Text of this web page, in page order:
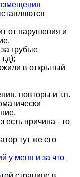
от нарушения и
грубые
в открытый
повторы и т.п.
есть причина - то
тут же его
у меня и за что
странице в